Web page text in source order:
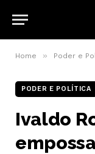
Home » Poder e
PODER E POLÍTICA
Ivaldo